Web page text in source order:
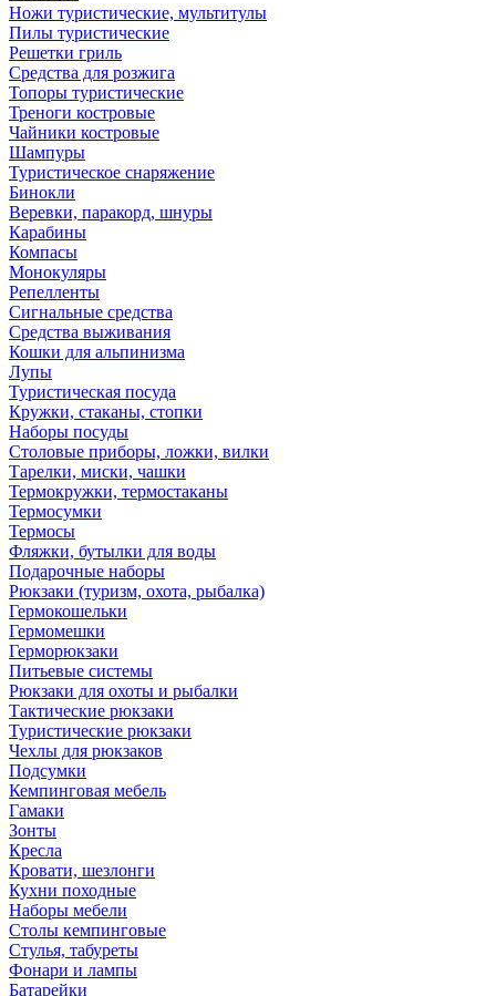
Ножи туристические, мультитулы
Пилы туристические
Решетки гриль
Средства для розжига
Топоры туристические
Треноги костровые
Чайники костровые
Шампуры
Туристическое снаряжение
Бинокли
Веревки, паракорд, шнуры
Карабины
Компасы
Монокуляры
Репелленты
Сигнальные средства
Средства выживания
Кошки для альпинизма
Лупы
Туристическая посуда
Кружки, стаканы, стопки
Наборы посуды
Столовые приборы, ложки, вилки
Тарелки, миски, чашки
Термокружки, термостаканы
Термосумки
Термосы
Фляжки, бутылки для воды
Подарочные наборы
Рюкзаки (туризм, охота, рыбалка)
Гермокошельки
Гермомешки
Герморюкзаки
Питьевые системы
Рюкзаки для охоты и рыбалки
Тактические рюкзаки
Туристические рюкзаки
Чехлы для рюкзаков
Подсумки
Кемпинговая мебель
Гамаки
Зонты
Кресла
Кровати, шезлонги
Кухни походные
Наборы мебели
Столы кемпинговые
Стулья, табуреты
Фонари и лампы
Батарейки